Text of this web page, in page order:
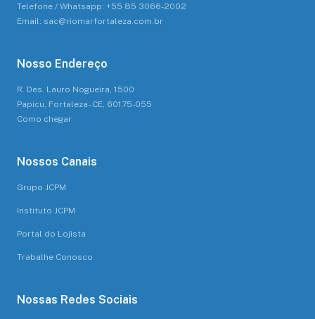
Telefone / Whatsapp: +55 85 3066-2002
Email: sac@riomarfortaleza.com.br
Nosso Endereço
R. Des. Lauro Nogueira, 1500
Papicu, Fortaleza - CE, 60175-055
Como chegar
Nossos Canais
Grupo JCPM
Instituto JCPM
Portal do Lojista
Trabalhe Conosco
Nossas Redes Sociais